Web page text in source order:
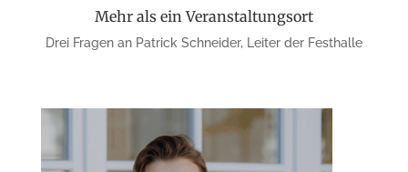
Mehr als ein Veranstaltungsort
Drei Fragen an Patrick Schneider, Leiter der Festhalle